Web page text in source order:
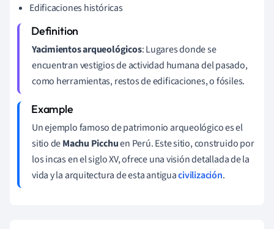
Edificaciones históricas
Yacimientos arqueológicos: Lugares donde se
encuentran vestigios de actividad humana del pasado,
como herramientas, restos de edificaciones, o fósiles.
Un ejemplo famoso de patrimonio arqueológico es el
sitio deMachu Picchuen Perú. Este sitio, construido por
los incas en el siglo XV, ofrece una visión detallada de la
vida y la arquitectura de esta antiguacivilización.